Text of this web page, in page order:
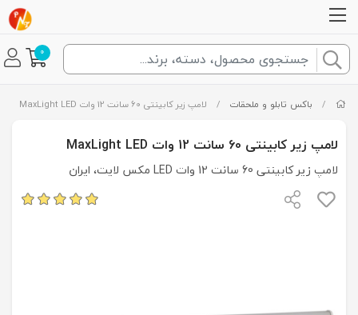
0
/ باکس تابلو و ملحقات / لامپ زیر کابینتی 60 سانت 12 وات MaxLight LED
لامپ زیر کابینتی 60 سانت 12 وات MaxLight LED
لامپ زیر کابینتی 60 سانت 12 وات LED مکس لایت، ایران